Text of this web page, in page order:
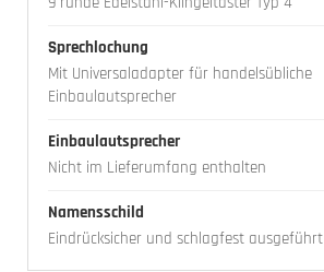
Sprechlochung
Mit Universaladapter für handelsübliche
Einbaulautsprecher
Einbaulautsprecher
Nicht im Lieferumfang enthalten
Namensschild
Eindrücksicher und schlagfest ausgeführt